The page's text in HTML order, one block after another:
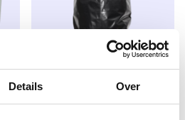
Details Over
trouvent des nervures
trou dans la lame de terrasse,
tension sur la vis. Les vis
l’entraînement Torx sont un
Sacs à gravats et à déchets de